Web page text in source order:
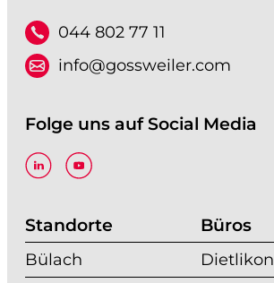
044 802 77 11
info@gossweiler.com
Folge uns auf Social Media
Standorte
Bülach
Büros
Dietlikon